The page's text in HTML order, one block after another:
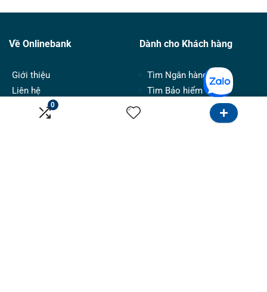
0
Về Onlinebank
Giới thiệu
Liên hệ
Điều khoản sử dụng
Chính sách bảo mật
Dành cho Khách hàng
Tìm Ngân hàng
Tìm Bảo hiểm
Khu vực Hồ Chí Minh